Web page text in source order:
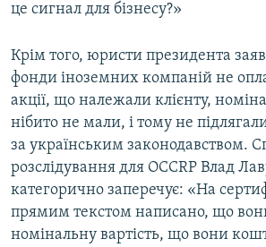
це сигнал для бізнесу?»
Крім того, юристи президента
фонди іноземних компаній не
акції, що належали клієнту,
нібито не мали, і тому не
за українським законодавством.
розслідування для OCCRP Влад
категорично заперечує: «На
прямим текстом написано, що
номінальну вартість, що вони